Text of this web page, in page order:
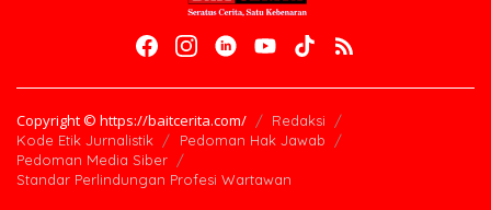
Copyright © https://baitcerita.com/
Redaksi
Kode Etik Jurnalistik
Pedoman Hak Jawab
Pedoman Media Siber
Standar Perlindungan Profesi Wartawan